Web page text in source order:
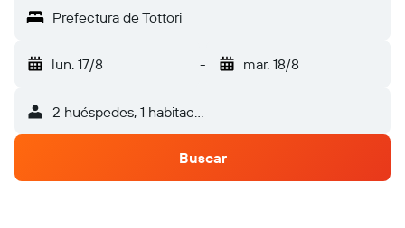
Prefectura de Tottori
lun. 17/8 - mar. 18/8
2 huéspedes, 1 habitación
Buscar